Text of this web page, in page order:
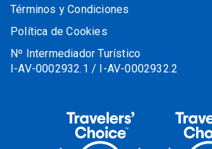
Términos y Condiciones
Política de Cookies
Nº Intermediador Turístico
I-AV-0002932.1 / I-AV-0002932.2